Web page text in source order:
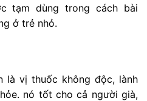
tạm dùng trong cách bài
ở trẻ nhỏ.
là vị thuốc không độc, lành
nó tốt cho cả người già,